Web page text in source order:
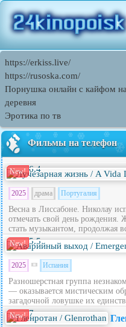
https://erkiss.live/
https://rusoska.com/
Порнушка онлайн с кайфом
деревня
Эротика по тв
Фильмы на телефон
New! 6.4
2025 драма Португалия
Весна в Лиссабоне. Николау
отмечать свой день рождения.
стать музыкантом, продолжая
New! 5.5
2025 Испания
Разношерстная группа
— оказывается мистическим
загадочной ловушке их
New! 7